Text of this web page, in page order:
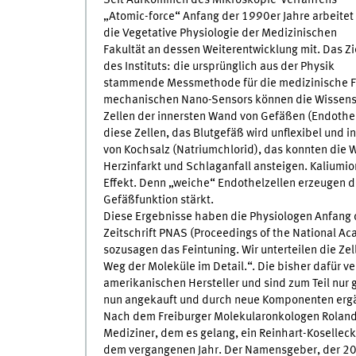
„Atomic-force“ Anfang der 1990er Jahre arbeitet
die Vegetative Physiologie der Medizinischen
Fakultät an dessen Weiterentwicklung mit. Das
des Instituts: die ursprünglich aus der Physik
stammende Messmethode für die medizinische
mechanischen Nano-Sensors können die
Zellen der innersten Wand von Gefäßen
diese Zellen, das Blutgefäß wird unflexibel und
von Kochsalz (Natriumchlorid), das konnten die
Herzinfarkt und Schlaganfall ansteigen.
Effekt. Denn „weiche“ Endothelzellen
Gefäßfunktion stärkt.
Diese Ergebnisse haben die Physiologen
Zeitschrift PNAS (Proceedings of the National
sozusagen das Feintuning. Wir unterteilen die
Weg der Moleküle im Detail.“. Die bisher dafür
amerikanischen Hersteller und sind zum Teil
nun angekauft und durch neue Komponenten
Nach dem Freiburger Molekularonkologen
Mediziner, dem es gelang, ein Reinhart-
dem vergangenen Jahr. Der Namensgeber, der